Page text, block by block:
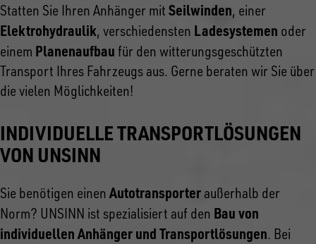
Statten Sie Ihren Anhänger mit Seilwinden, einer
Elektrohydraulik, verschiedensten Ladesystemen oder
einem Planenaufbau für den witterungsgeschützten
Transport Ihres Fahrzeugs aus. Gerne beraten wir Sie über
die vielen Möglichkeiten!
INDIVIDUELLE TRANSPORTLÖSUNGEN
VON UNSINN
Sie benötigen einenAutotransporter außerhalb der
Norm? UNSINN ist spezialisiert auf den Bau von
individuellen Anhänger und Transportlösungen. Bei